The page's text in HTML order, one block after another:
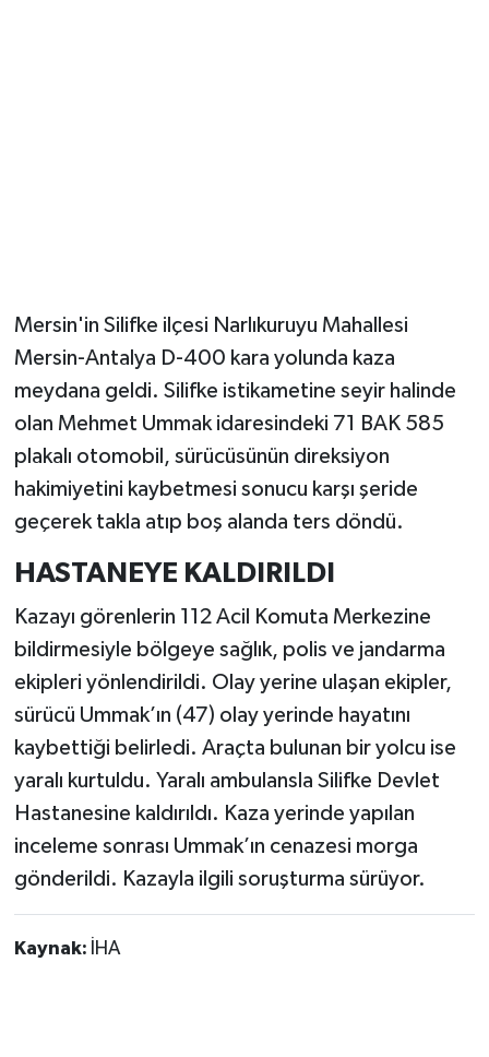
Mersin'in Silifke ilçesi Narlıkuruyu Mahallesi
Mersin-Antalya D-400 kara yolunda kaza
meydana geldi. Silifke istikametine seyir halinde
olan Mehmet Ummak idaresindeki 71 BAK 585
plakalı otomobil, sürücüsünün direksiyon
hakimiyetini kaybetmesi sonucu karşı şeride
geçerek takla atıp boş alanda ters döndü.
HASTANEYE KALDIRILDI
Kazayı görenlerin 112 Acil Komuta Merkezine
bildirmesiyle bölgeye sağlık, polis ve jandarma
ekipleri yönlendirildi. Olay yerine ulaşan ekipler,
sürücü Ummak’ın (47) olay yerinde hayatını
kaybettiği belirledi. Araçta bulunan bir yolcu ise
yaralı kurtuldu. Yaralı ambulansla Silifke Devlet
Hastanesine kaldırıldı. Kaza yerinde yapılan
inceleme sonrası Ummak’ın cenazesi morga
gönderildi. Kazayla ilgili soruşturma sürüyor.
Kaynak: İHA